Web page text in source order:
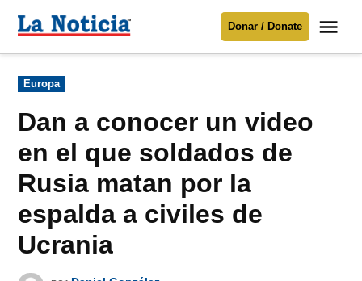
Para mantenerte informado necesitamos
Donar
contenido
Noticia
Donar / Donate
Publicado
en
Europa
Dan a conocer un video
en el que soldados de
Rusia matan por la
espalda a civiles de
Ucrania